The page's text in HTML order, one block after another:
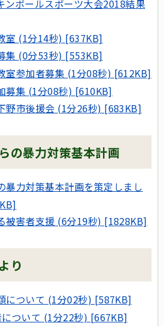
ンボールスポーツ大会2018結果
室 (1分14秒) [637KB]
集 (0分53秒) [553KB]
室参加者募集 (1分08秒) [612KB]
募集 (1分08秒) [610KB]
野市後援会 (1分26秒) [683KB]
の暴力対策基本計画
暴力対策基本計画を策定しまし
被害者支援 (6分19秒) [1828KB]
り
について (1分02秒) [587KB]
ついて (1分22秒) [667KB]